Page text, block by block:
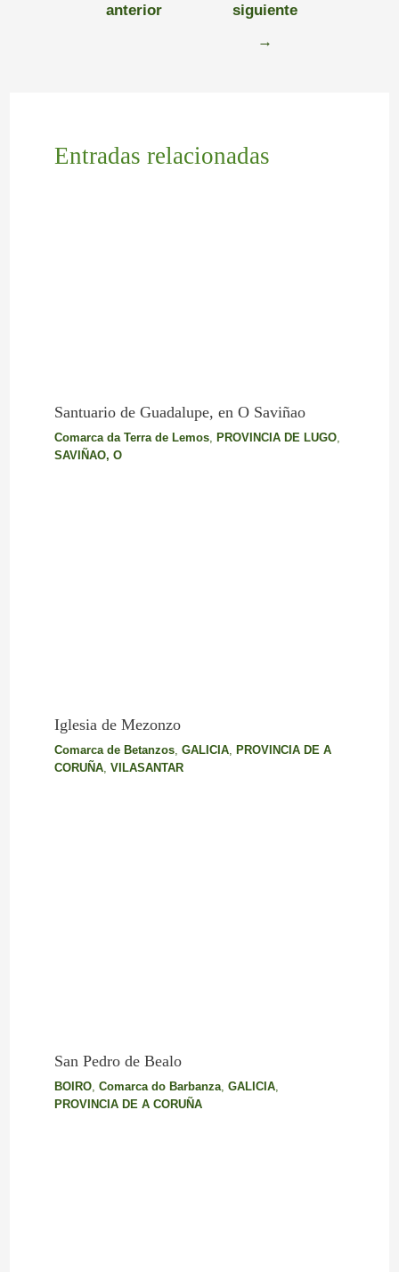
anterior
siguiente
→
Entradas relacionadas
Santuario de Guadalupe, en O Saviñao
Comarca da Terra de Lemos, PROVINCIA DE LUGO,
SAVIÑAO, O
Iglesia de Mezonzo
Comarca de Betanzos, GALICIA,
PROVINCIA DE A
CORUÑA, VILASANTAR
San Pedro de Bealo
BOIRO, Comarca do Barbanza, GALICIA,
PROVINCIA DE A CORUÑA